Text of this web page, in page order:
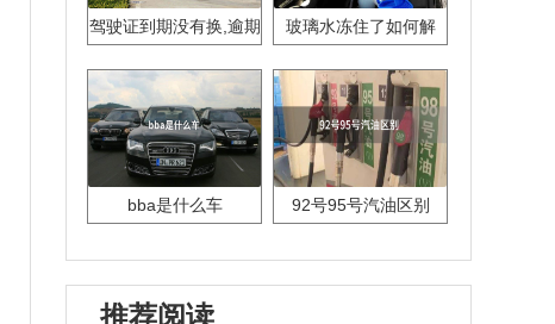
驾驶证到期没有换,逾期
玻璃水冻住了如何解
bba是什么车 92号95号汽油区别
推荐阅读